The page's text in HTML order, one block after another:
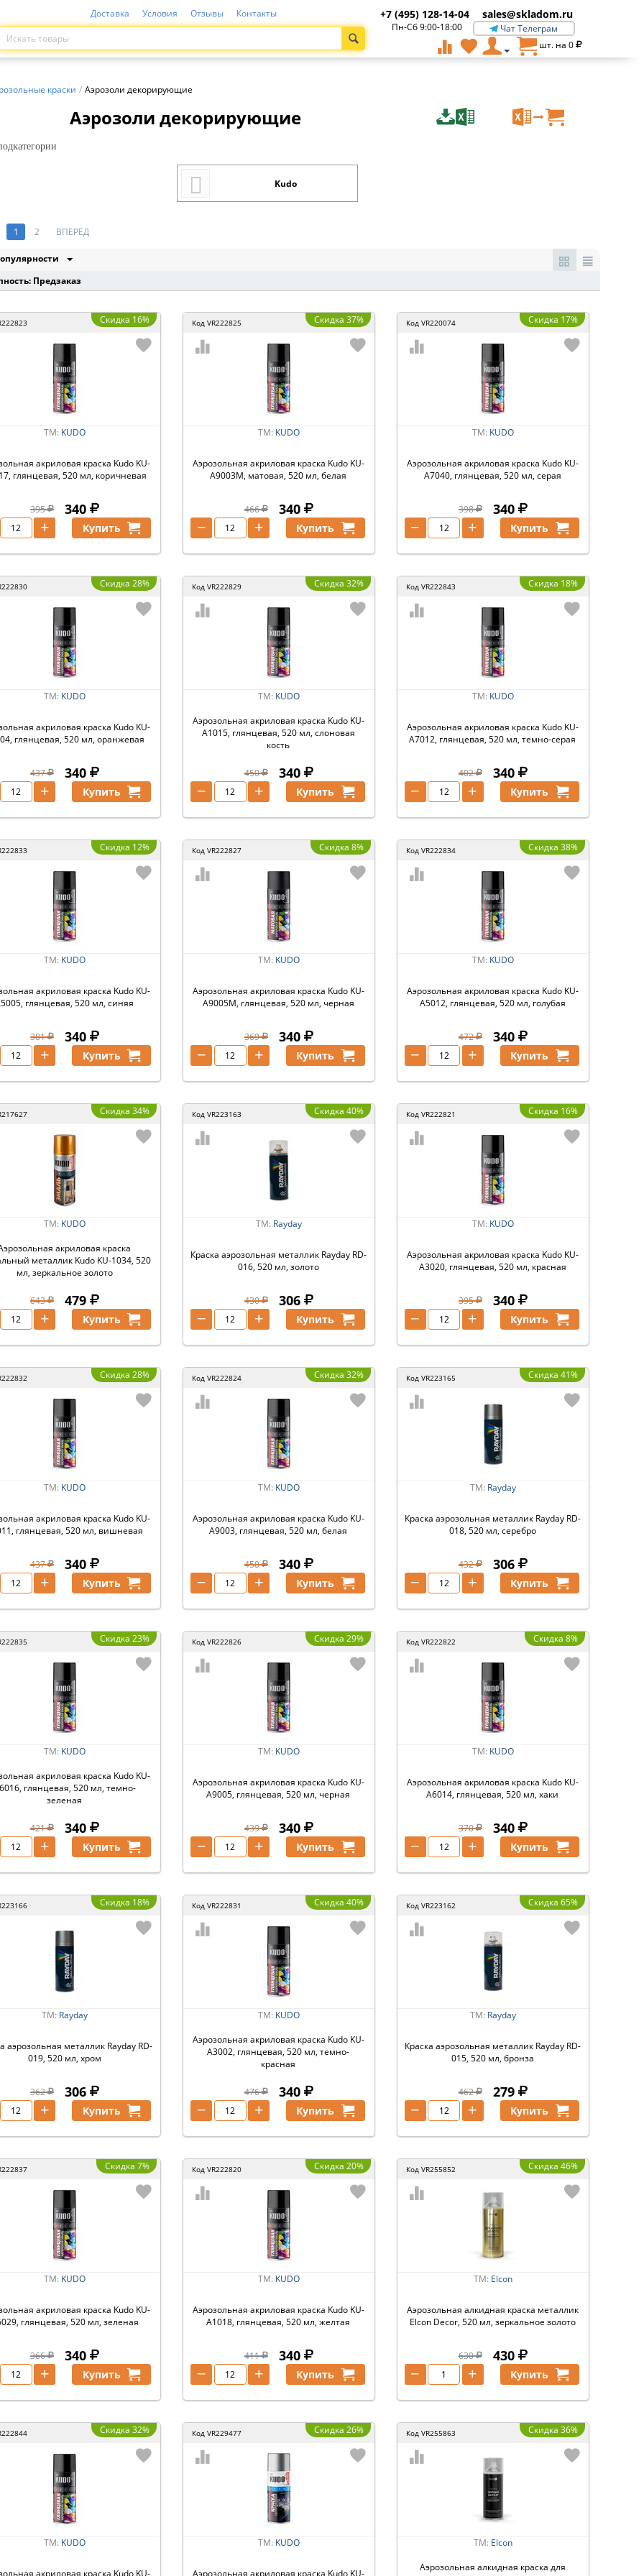
Доставка Условия Отзывы Контакты +7 (495) 128-14-04 sales@skladom.ru
Пн-Сб 9:00-18:00
Чат Телеграм
шт. на 0
краски / Аэрозоли декорирующие
Аэрозоли декорирующие
Kudo
1 2 ВПЕРЕД
Предзаказ
Скидка 16%
ТМ: KUDO
акриловая краска Kudo KU-
глянцевая, 520 мл, коричневая
395 340
+ Купить
Код VR222825 Скидка 37%
ТМ: KUDO
Аэрозольная акриловая краска Kudo KU-
A9003M, матовая, 520 мл, белая
466 340
+
− Купить
Код VR220074 Скидка 17%
ТМ: KUDO
Аэрозольная акриловая краска Kudo KU-
A7040, глянцевая, 520 мл, серая
398 340
+
− Купить
Скидка 28%
ТМ: KUDO
акриловая краска Kudo KU-
глянцевая, 520 мл, оранжевая
437 340
+ Купить
Код VR222829 Скидка 32%
ТМ: KUDO
Аэрозольная акриловая краска Kudo KU-
A1015, глянцевая, 520 мл, слоновая
кость
450 340
+
− Купить
Код VR222843 Скидка 18%
ТМ: KUDO
Аэрозольная акриловая краска Kudo KU-
A7012, глянцевая, 520 мл, темно-серая
402 340
+
− Купить
Скидка 12%
ТМ: KUDO
акриловая краска Kudo KU-
глянцевая, 520 мл, синяя
381 340
+ Купить
Код VR222827 Скидка 8%
ТМ: KUDO
Аэрозольная акриловая краска Kudo KU-
A9005M, глянцевая, 520 мл, черная
369 340
+
− Купить
Код VR222834 Скидка 38%
ТМ: KUDO
Аэрозольная акриловая краска Kudo KU-
A5012, глянцевая, 520 мл, голубая
472 340
+
− Купить
Скидка 34%
ТМ: KUDO
акриловая краска
металлик Kudo KU-1034, 520
мл, зеркальное золото
643 479
+ Купить
Код VR223163 Скидка 40%
ТМ: Rayday
Краска аэрозольная металлик Rayday RD-
016, 520 мл, золото
430 306
+
− Купить
Код VR222821 Скидка 16%
ТМ: KUDO
Аэрозольная акриловая краска Kudo KU-
A3020, глянцевая, 520 мл, красная
395 340
+
− Купить
Скидка 28%
ТМ: KUDO
акриловая краска Kudo KU-
глянцевая, 520 мл, вишневая
437 340
+ Купить
Код VR222824 Скидка 32%
ТМ: KUDO
Аэрозольная акриловая краска Kudo KU-
A9003, глянцевая, 520 мл, белая
450 340
+
− Купить
Код VR223165 Скидка 41%
ТМ: Rayday
Краска аэрозольная металлик Rayday RD-
018, 520 мл, серебро
432 306
+
− Купить
Скидка 23%
ТМ: KUDO
акриловая краска Kudo KU-
глянцевая, 520 мл, темно-
зеленая
421 340
+ Купить
Код VR222826 Скидка 29%
ТМ: KUDO
Аэрозольная акриловая краска Kudo KU-
A9005, глянцевая, 520 мл, черная
439 340
+
− Купить
Код VR222822 Скидка 8%
ТМ: KUDO
Аэрозольная акриловая краска Kudo KU-
A6014, глянцевая, 520 мл, хаки
370 340
+
− Купить
Скидка 18%
ТМ: Rayday
аэрозольная металлик Rayday RD-
019, 520 мл, хром
362 306
+ Купить
Код VR222831 Скидка 40%
ТМ: KUDO
Аэрозольная акриловая краска Kudo KU-
A3002, глянцевая, 520 мл, темно-
красная
476 340
+
− Купить
Код VR223162 Скидка 65%
ТМ: Rayday
Краска аэрозольная металлик Rayday RD-
015, 520 мл, бронза
462 279
+
− Купить
Скидка 7%
ТМ: KUDO
акриловая краска Kudo KU-
глянцевая, 520 мл, зеленая
366 340
+ Купить
Код VR222820 Скидка 20%
ТМ: KUDO
Аэрозольная акриловая краска Kudo KU-
A1018, глянцевая, 520 мл, желтая
411 340
+
− Купить
Код VR255852 Скидка 46%
ТМ: Elcon
Аэрозольная алкидная краска металлик
Elcon Decor, 520 мл, зеркальное золото
630 430
+
− Купить
Скидка 32%
ТМ: KUDO
Код VR229477 Скидка 26%
ТМ: KUDO
Код VR255863 Скидка 36%
ТМ: Elcon
Аэрозольная алкидная краска для